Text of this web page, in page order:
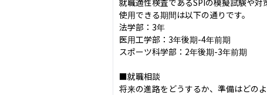
使用できる期間は以下の通りです。
法学部：3年
医用工学部：3年後期-4年前期
スポーツ科学部：2年後期-3年前期
■就職相談
将来の進路をどうするか、準備はどの